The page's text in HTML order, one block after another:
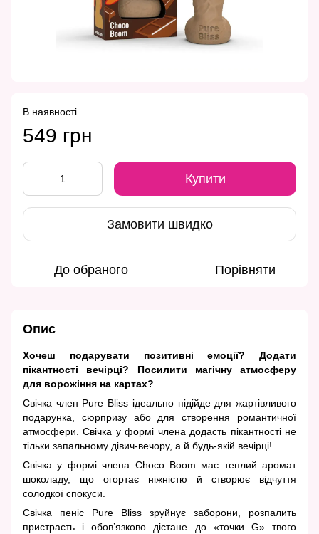
В наявності
549 грн
Купити
Замовити швидко
До обраного Порівняти
Опис
Хочеш подарувати позитивні емоції? Додати
пікантності вечірці? Посилити магічну атмосферу
для ворожіння на картах?
Свічка член Pure Bliss ідеально підійде для жартівливого
подарунка, сюрпризу або для створення романтичної
атмосфери. Свічка у формі члена додасть пікантності не
тільки запальному дівич-вечору, а й будь-якій вечірці!
Свічка у формі члена Choco Boom має теплий аромат
шоколаду, що огортає ніжністю й створює відчуття
солодкої спокуси.
Свічка пеніс Pure Bliss зруйнує заборони, розпалить
пристрасть і обов’язково дістане до «точки G» твого